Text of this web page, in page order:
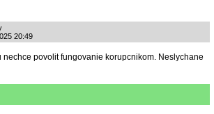
20:49
nechce povolit fungovanie korupcnikom. Neslychane